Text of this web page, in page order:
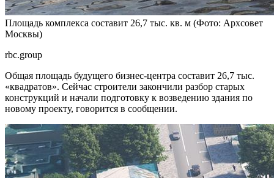
Площадь комплекса составит 26,7 тыс. кв. м (Фото: Архсовет
Москвы)
rbc.group
Общая площадь будущего бизнес-центра составит 26,7 тыс.
«квадратов». Сейчас строители закончили разбор старых
конструкций и начали подготовку к возведению здания по
новому проекту, говорится в сообщении.